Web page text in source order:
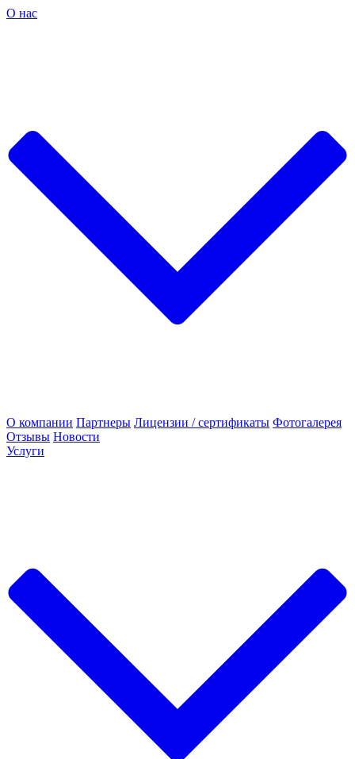
О нас
О компании Партнеры Лицензии / сертификаты Фотогалерея
Отзывы Новости
Услуги